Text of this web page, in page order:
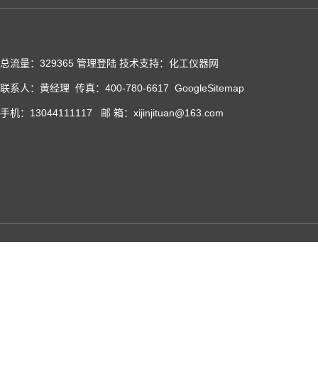
总流量：329365 管理登陆 技术支持：化工仪器网
联系人：黄经理 传真：400-780-6617 GoogleSitemap
手机：13044111117 邮 箱：xijinjituan@163.com